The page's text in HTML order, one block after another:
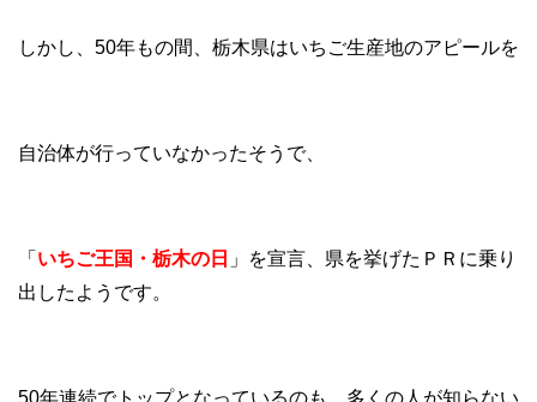
しかし、50年もの間、栃木県はいちご生産地のアピールを
自治体が行っていなかったそうで、
「 いちご王国・栃木の日 」を宣言、県を挙げたＰＲに乗り
出したようです。